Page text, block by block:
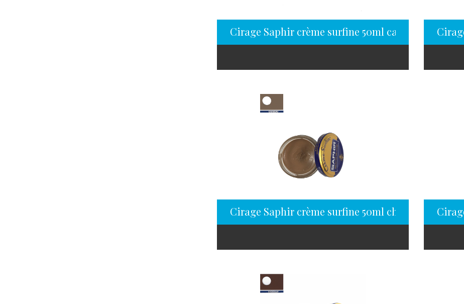
Cirage Saphir crème surfine 50ml canelle
Cirage Saphir crème surfine 50ml chameau